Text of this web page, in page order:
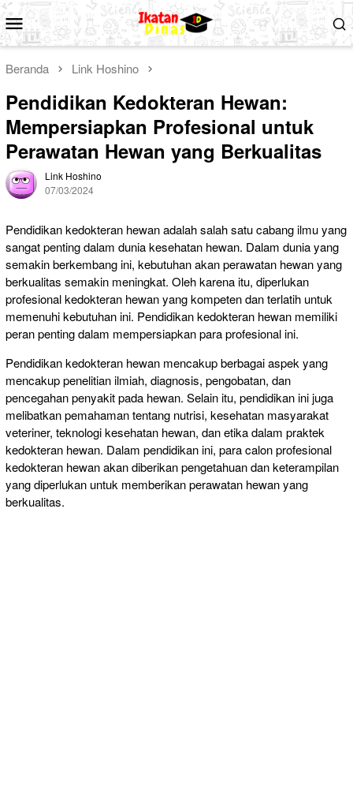
Loncat
ke
konten
Menu
Mobile
Beranda Link Hoshino
Pendidikan Kedokteran Hewan:
Mempersiapkan Profesional untuk
Perawatan Hewan yang Berkualitas
Link Hoshino
07/03/2024
Pendidikan kedokteran hewan adalah salah satu cabang ilmu yang
sangat penting dalam dunia kesehatan hewan. Dalam dunia yang
semakin berkembang ini, kebutuhan akan perawatan hewan yang
berkualitas semakin meningkat. Oleh karena itu, diperlukan
profesional kedokteran hewan yang kompeten dan terlatih untuk
memenuhi kebutuhan ini. Pendidikan kedokteran hewan memiliki
peran penting dalam mempersiapkan para profesional ini.
Pendidikan kedokteran hewan mencakup berbagai aspek yang
mencakup penelitian ilmiah, diagnosis, pengobatan, dan
pencegahan penyakit pada hewan. Selain itu, pendidikan ini juga
melibatkan pemahaman tentang nutrisi, kesehatan masyarakat
veteriner, teknologi kesehatan hewan, dan etika dalam praktek
kedokteran hewan. Dalam pendidikan ini, para calon profesional
kedokteran hewan akan diberikan pengetahuan dan keterampilan
yang diperlukan untuk memberikan perawatan hewan yang
berkualitas.